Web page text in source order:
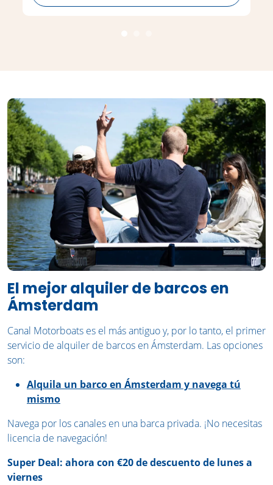
El mejor alquiler de barcos en
Ámsterdam
Canal Motorboats es el más antiguo y, por lo tanto, el primer
servicio de alquiler de barcos en Ámsterdam. Las opciones
son:
Alquila un barco en Ámsterdam y navega tú
mismo
Navega por los canales en una barca privada. ¡No necesitas
licencia de navegación!
Super Deal: ahora con €20 de descuento de lunes a
viernes